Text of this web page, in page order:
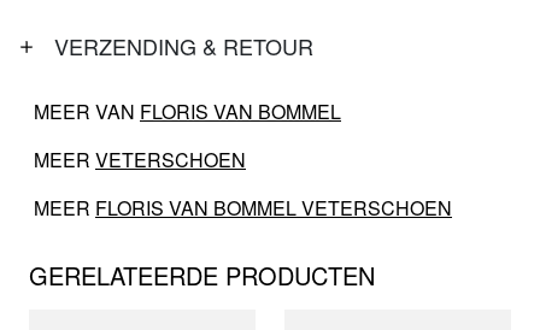
VERZENDING & RETOUR
MEER VAN FLORIS VAN BOMMEL
MEER VETERSCHOEN
MEER FLORIS VAN BOMMEL VETERSCHOEN
GERELATEERDE PRODUCTEN